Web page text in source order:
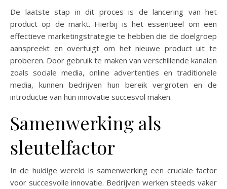
De laatste stap in dit proces is de lancering van het
product op de markt. Hierbij is het essentieel om een
effectieve marketingstrategie te hebben die de doelgroep
aanspreekt en overtuigt om het nieuwe product uit te
proberen. Door gebruik te maken van verschillende kanalen
zoals sociale media, online advertenties en traditionele
media, kunnen bedrijven hun bereik vergroten en de
introductie van hun innovatie succesvol maken.
Samenwerking als
sleutelfactor
In de huidige wereld is samenwerking een cruciale factor
voor succesvolle innovatie. Bedrijven werken steeds vaker